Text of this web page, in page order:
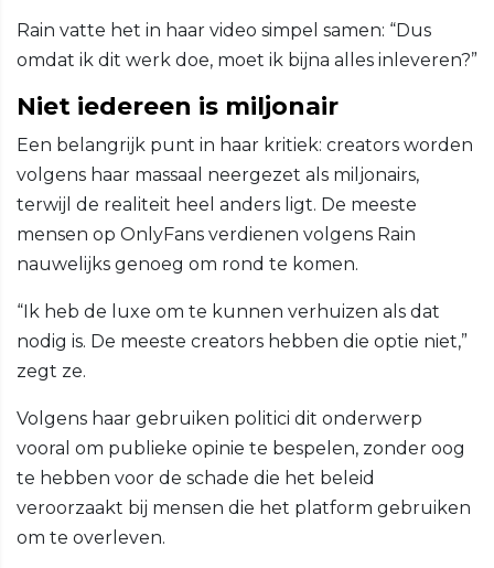
Rain vatte het in haar video simpel samen: “Dus
omdat ik dit werk doe, moet ik bijna alles inleveren?”
Niet iedereen is miljonair
Een belangrijk punt in haar kritiek: creators worden
volgens haar massaal neergezet als miljonairs,
terwijl de realiteit heel anders ligt. De meeste
mensen op OnlyFans verdienen volgens Rain
nauwelijks genoeg om rond te komen.
“Ik heb de luxe om te kunnen verhuizen als dat
nodig is. De meeste creators hebben die optie niet,”
zegt ze.
Volgens haar gebruiken politici dit onderwerp
vooral om publieke opinie te bespelen, zonder oog
te hebben voor de schade die het beleid
veroorzaakt bij mensen die het platform gebruiken
om te overleven.